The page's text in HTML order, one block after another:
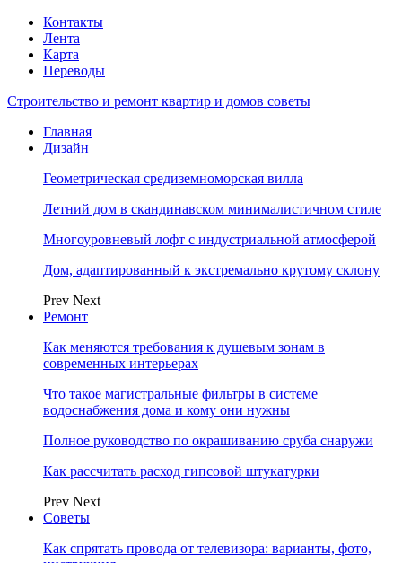
Контакты
Лента
Карта
Переводы
Строительство и ремонт квартир и домов советы
Главная
Дизайн
Геометрическая средиземноморская вилла
Летний дом в скандинавском минималистичном стиле
Многоуровневый лофт с индустриальной атмосферой
Дом, адаптированный к экстремально крутому склону
Prev Next
Ремонт
Как меняются требования к душевым зонам в
современных интерьерах
Что такое магистральные фильтры в системе
водоснабжения дома и кому они нужны
Полное руководство по окрашиванию сруба снаружи
Как рассчитать расход гипсовой штукатурки
Prev Next
Советы
Как спрятать провода от телевизора: варианты, фото,